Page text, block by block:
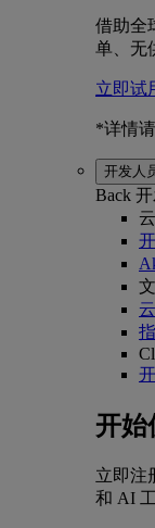
借助全
单、无
立即试
*详情
开发人
Back
开始
立即注
和 AI 工